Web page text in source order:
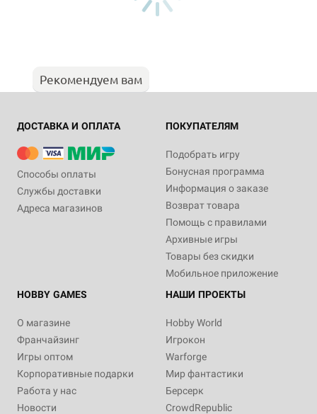
Рекомендуем вам
ДОСТАВКА И ОПЛАТА
Способы оплаты
Службы доставки
Адреса магазинов
ПОКУПАТЕЛЯМ
Подобрать игру
Бонусная программа
Информация о заказе
Возврат товара
Помощь с правилами
Архивные игры
Товары без скидки
Мобильное приложение
HOBBY GAMES
О магазине
Франчайзинг
Игры оптом
Корпоративные подарки
Работа у нас
Новости
НАШИ ПРОЕКТЫ
Hobby World
Игрокон
Warforge
Мир фантастики
Берсерк
CrowdRepublic